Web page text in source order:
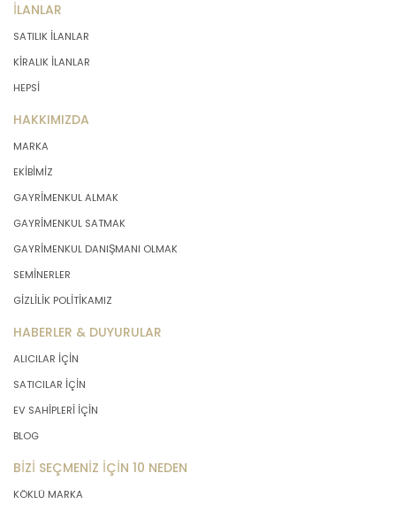
İLANLAR
SATILIK İLANLAR
KİRALIK İLANLAR
HEPSİ
HAKKIMIZDA
MARKA
EKİBİMİZ
GAYRİMENKUL ALMAK
GAYRİMENKUL SATMAK
GAYRİMENKUL DANIŞMANI OLMAK
SEMİNERLER
GİZLİLİK POLİTİKAMIZ
HABERLER & DUYURULAR
ALICILAR İÇİN
SATICILAR İÇİN
EV SAHİPLERİ İÇİN
BLOG
BİZİ SEÇMENİZ İÇİN 10 NEDEN
KÖKLÜ MARKA